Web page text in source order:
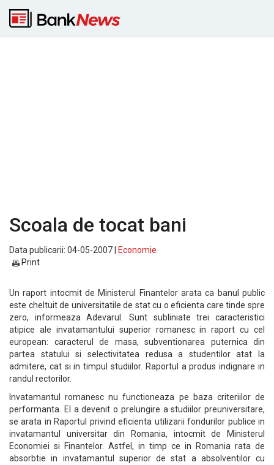
Scoala de tocat bani
Data publicarii: 04-05-2007 |
Economie
Print
Un raport intocmit de Ministerul Finantelor arata ca banul public
este cheltuit de universitatile de stat cu o eficienta care tinde spre
zero, informeaza Adevarul. Sunt subliniate trei caracteristici
atipice ale invatamantului superior romanesc in raport cu cel
european: caracterul de masa, subventionarea puternica din
partea statului si selectivitatea redusa a studentilor atat la
admitere, cat si in timpul studiilor. Raportul a produs indignare in
randul rectorilor.
Invatamantul romanesc nu functioneaza pe baza criteriilor de
performanta. El a devenit o prelungire a studiilor preuniversitare,
se arata in Raportul privind eficienta utilizarii fondurilor publice in
invatamantul universitar din Romania, intocmit de Ministerul
Economiei si Finantelor. Astfel, in timp ce in Romania rata de
absorbtie in invatamantul superior de stat a absolventilor cu